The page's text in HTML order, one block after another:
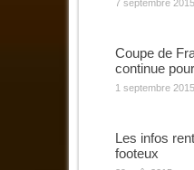
7 septembre 2015
Coupe de
continue
1 septembre 2015
Les infos
footeux